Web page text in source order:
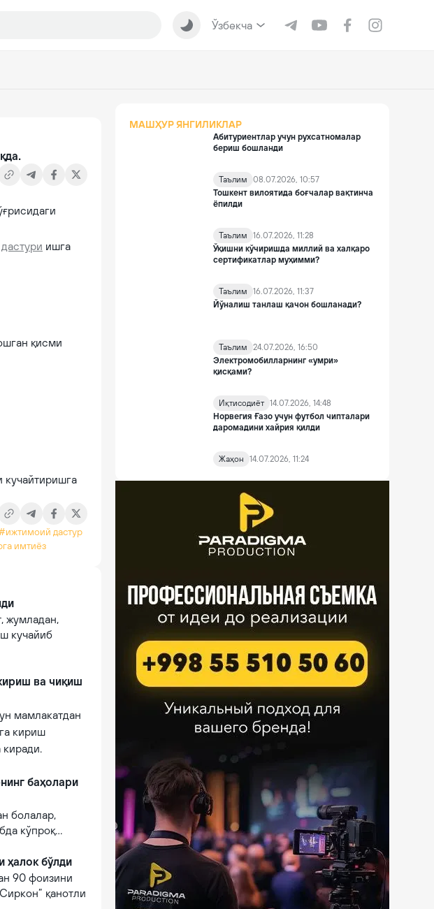
Ўзбекча
дастури ишга
қисми
дастур
имтиёз
жумладан,
кучайиб
ва чиқиш
мамлакатдан
кириш
киради.
баҳолари
болалар,
кўпроқ
ҳалок бўлди
90 фоизини
қанотли
МАШҲУР ЯНГИЛИКЛАР
Абитуриентлар учун рухсатномалар
бериш бошланди
Таълим
08.07.2026, 10:57
Тошкент вилоятида боғчалар вақтинча
ёпилди
Таълим
16.07.2026, 11:28
Ўқишни кўчиришда миллий ва халқаро
сертификатлар муҳимми?
Таълим
16.07.2026, 11:37
Йўналиш танлаш қачон бошланади?
Таълим
24.07.2026, 16:50
Электромобилларнинг «умри»
қисқами?
Иқтисодиёт 14.07.2026, 14:48
Норвегия Ғазо учун футбол чипталари
даромадини хайрия қилди
Жаҳон 14.07.2026, 11:24